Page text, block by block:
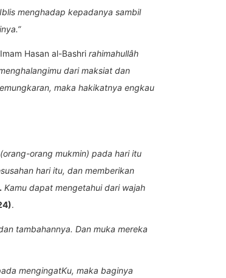
menghadap kepadanya sambil
Hasan al-Bashri rahimahullâh
dari maksiat dan
maka hakikatnya engkau
(orang-orang mukmin) pada hari itu
hari itu, dan memberikan
Kamu dapat mengetahui dari wajah
.
tambahannya. Dan muka mereka
mengingatKu, maka baginya